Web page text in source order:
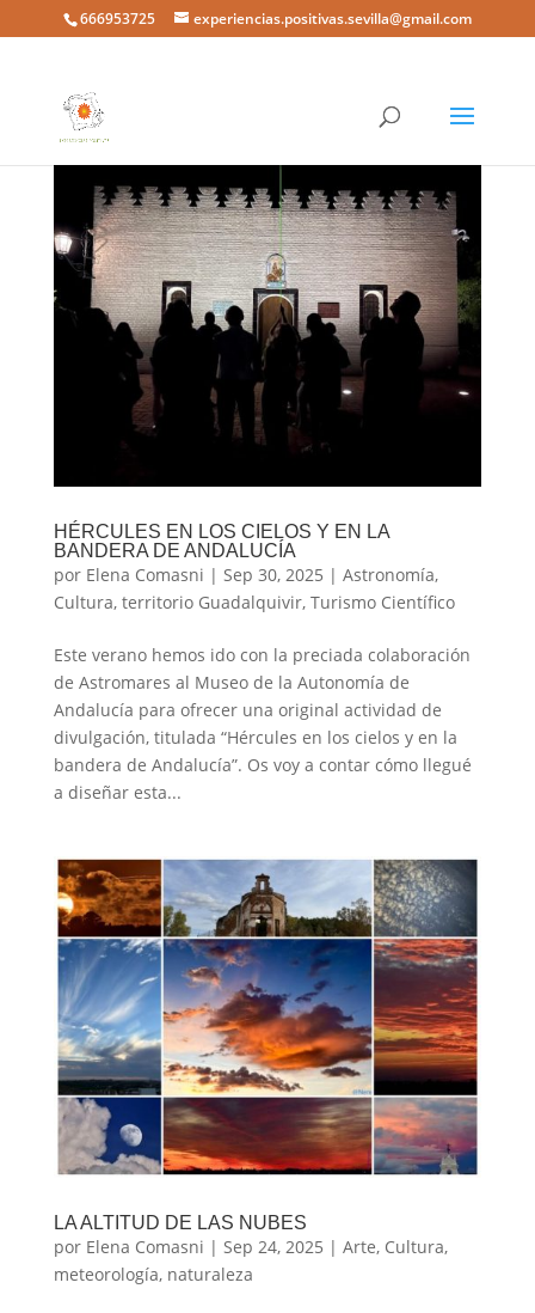
666953725 experiencias.positivas.sevilla@gmail.com
HÉRCULES EN LOS CIELOS Y EN LA
BANDERA DE ANDALUCÍA
por Elena Comasni | Sep 30, 2025 | Astronomía,
Cultura, territorio Guadalquivir, Turismo Científico
Este verano hemos ido con la preciada colaboración
de Astromares al Museo de la Autonomía de
Andalucía para ofrecer una original actividad de
divulgación, titulada “Hércules en los cielos y en la
bandera de Andalucía”. Os voy a contar cómo llegué
a diseñar esta...
LA ALTITUD DE LAS NUBES
por Elena Comasni | Sep 24, 2025 | Arte, Cultura,
meteorología, naturaleza